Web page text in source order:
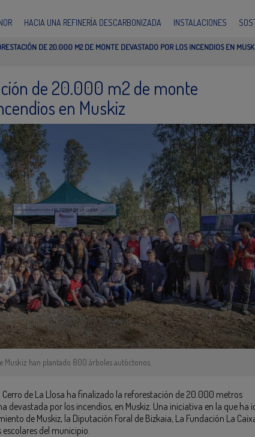
HACIA UNA REFINERÍA DESCARBONIZADA INSTALACIONES
DE 20.000 M2 DE MONTE DEVASTADO POR LOS INCENDIOS EN
de 20.000 m2 de monte
en Muskiz
Muskiz han plantado 800 árboles autóctonos.
de La Llosa ha finalizado la reforestación de 20.000 metros
devastada por los incendios, en Muskiz. Una iniciativa en la que ha
de Muskiz, la Diputación Foral de Bizkaia, La Fundación La
del municipio.